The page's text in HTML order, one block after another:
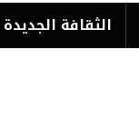
الثقافة الجدیدة